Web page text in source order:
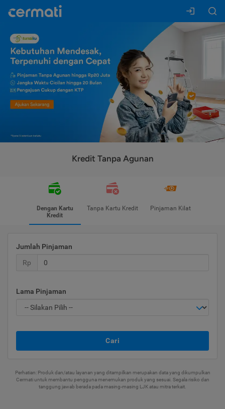
Kredit Tanpa Agunan
Dengan Kartu
Kredit
Tanpa Kartu Kredit Pinjaman Kilat
Jumlah Pinjaman
Rp
Lama Pinjaman
Cari
Perhatian: Produk dan/atau layanan yang ditampilkan merupakan data yang dikumpulkan
Cermati untuk membantu pengguna menemukan produk yang sesuai. Segala risiko dan
tanggung jawab berada pada masing-masing LJK atau mitra terkait.